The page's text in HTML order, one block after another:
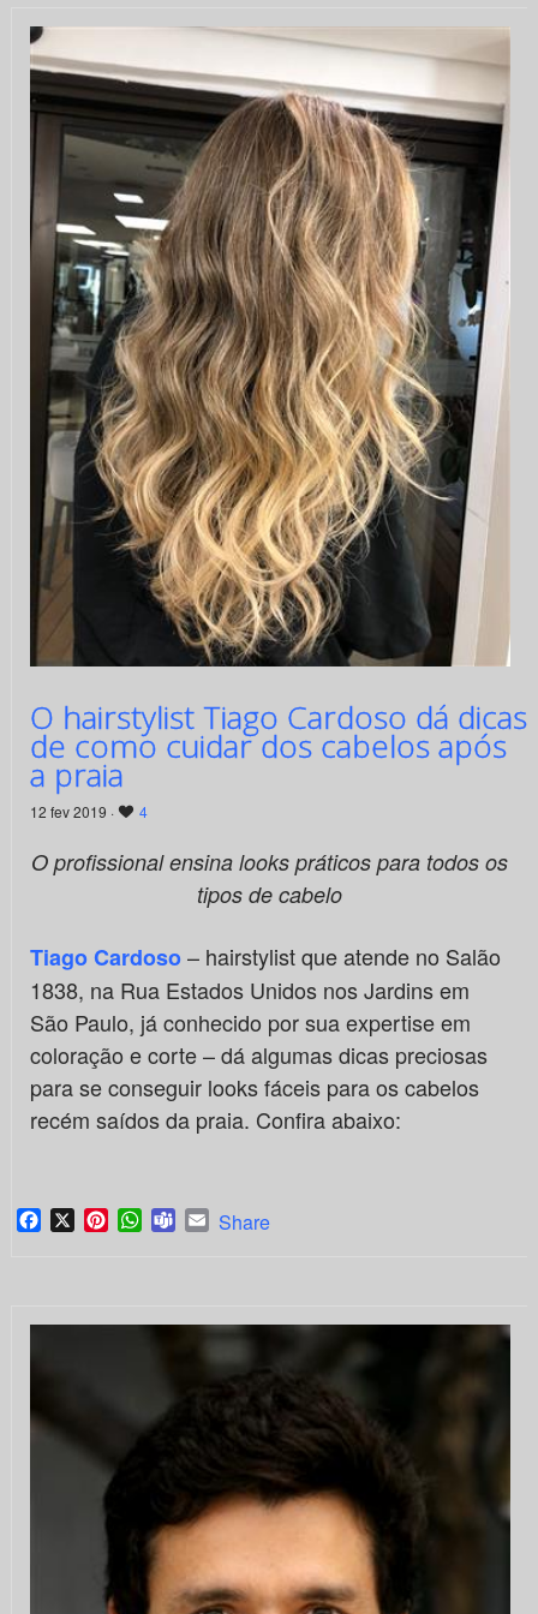
O hairstylist Tiago Cardoso dá dicas
de como cuidar dos cabelos após
a praia
12 fev 2019 · 4
O profissional ensina looks práticos para todos os
tipos de cabelo
Tiago Cardoso– hairstylist que atende no Salão
1838, na Rua Estados Unidos nos Jardins em
São Paulo, já conhecido por sua expertise em
coloração e corte – dá algumas dicas preciosas
para se conseguir looks fáceis para os cabelos
recém saídos da praia. Confira abaixo:
Facebook
X PinterestWhatsApp
TeamsEmail
Share